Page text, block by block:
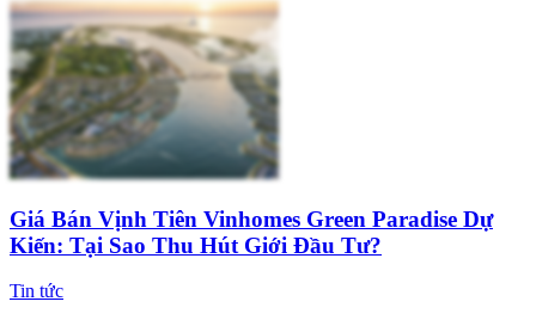
Giá Bán Vịnh Tiên Vinhomes Green Paradise Dự
Kiến: Tại Sao Thu Hút Giới Đầu Tư?
Tin tức